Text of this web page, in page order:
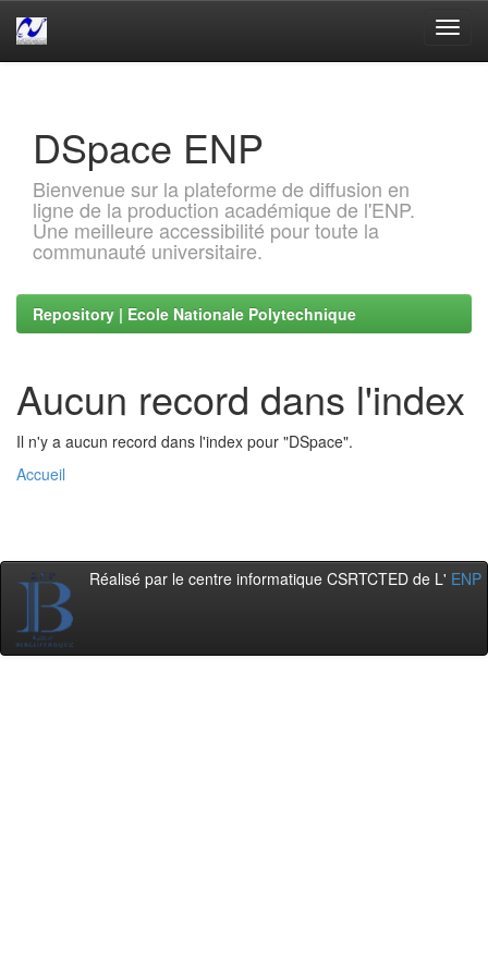
DSpace ENP
Bienvenue sur la plateforme de diffusion en
ligne de la production académique de l'ENP.
Une meilleure accessibilité pour toute la
communauté universitaire.
Repository | Ecole Nationale Polytechnique
Aucun record dans l'index
Il n'y a aucun record dans l'index pour "DSpace".
Accueil
Réalisé par le centre informatique CSRTCTED de L' ENP